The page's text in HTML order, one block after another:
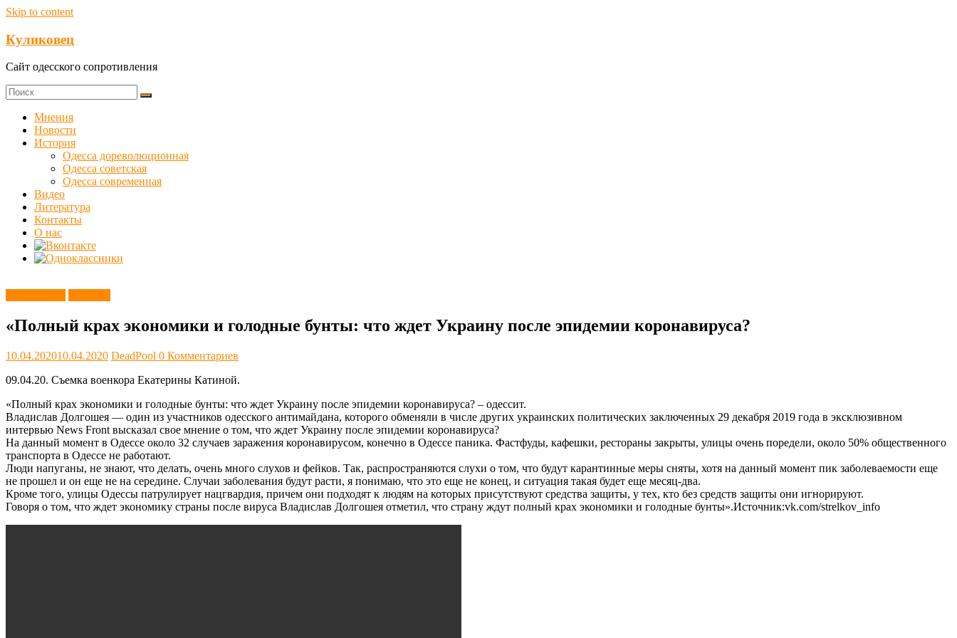
Skip to content
Куликовец
Сайт одесского сопротивления
Мнения
Новости
История
Одесса дореволюционная
Одесса советская
Одесса современная
Видео
Литература
Контакты
О нас
«Полный крах экономики и голодные бунты: что ждет Украину после эпидемии коронавируса?
10.04.202010.04.2020 DeadPool 0 Комментариев
09.04.20. Съемка военкора Екатерины Катиной.
«Полный крах экономики и голодные бунты: что ждет Украину после эпидемии коронавируса? – одессит.
Владислав Долгошея — один из участников одесского антимайдана, которого обменяли в числе других украинских политических заключенных 29 декабря 2019 года в эксклюзивном
интервью News Front высказал свое мнение о том, что ждет Украину после эпидемии коронавируса?
На данный момент в Одессе около 32 случаев заражения коронавирусом, конечно в Одессе паника. Фастфуды, кафешки, рестораны закрыты, улицы очень поредели, около 50% общественного
транспорта в Одессе не работают.
Люди напуганы, не знают, что делать, очень много слухов и фейков. Так, распространяются слухи о том, что будут карантинные меры сняты, хотя на данный момент пик заболеваемости еще
не прошел и он еще не на середине. Случаи заболевания будут расти, я понимаю, что это еще не конец, и ситуация такая будет еще месяц-два.
Кроме того, улицы Одессы патрулирует нацгвардия, причем они подходят к людям на которых присутствуют средства защиты, у тех, кто без средств защиты они игнорируют.
Говоря о том, что ждет экономику страны после вируса Владислав Долгошея отметил, что страну ждут полный крах экономики и голодные бунты».Источник:vk.com/strelkov_info